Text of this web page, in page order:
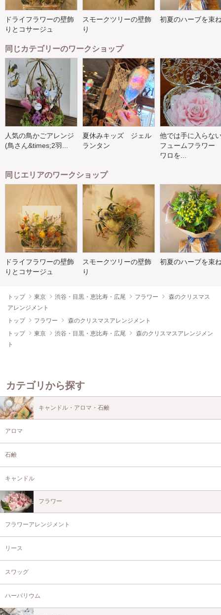
ドライフラワーの壁飾
りとコサージュ
スモークツリーの壁飾
り
初夏のハーブを束
同じカテゴリーのワークショップ
人気の鳥かごアレンジ
(鳥さん&times;2羽...
夏休みキッズ ジェル
ランタン
他では手に入らな
フュームフラワー
ワロを...
同じエリアのワークショップ
ドライフラワーの壁飾
りとコサージュ
スモークツリーの壁飾
り
初夏のハーブを束
トップ 東京 渋谷・目黒・恵比寿・広尾 フラワー
森のクリスマス
アレンジメント
トップ
フラワー
森のクリスマスアレンジメント
トップ
東京 渋谷・目黒・恵比寿・広尾
森のクリスマスアレンジメン
ト
カテゴリから探す
キャンドル・アロマ・石鹸
アロマ
石鹸
キャンドル
フラワー
フラワーアレンジメント
リース
スワッグ
ハーバリウム